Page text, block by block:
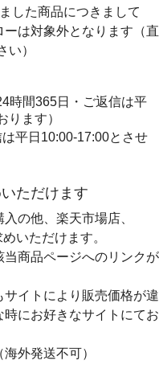
した商品につきまして
は対象外となります（直
い）
時間365日・ご返信は平
ります）
平日10:00-17:00とさせ
ただけます
の他、楽天市場店、
いただけます。
当商品ページへのリンクが
イトにより販売価格が違
にお好きなサイトにてお
外発送不可）